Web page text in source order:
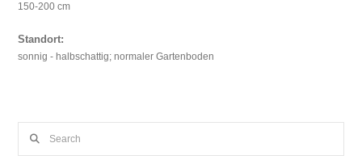
150-200 cm
Standort:
sonnig - halbschattig; normaler Gartenboden